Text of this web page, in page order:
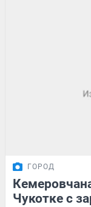
ГОРОД
Чукотке с